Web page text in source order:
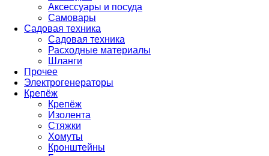
Аксессуары и посуда
Самовары
Садовая техника
Садовая техника
Расходные материалы
Шланги
Прочее
Электрогенераторы
Крепёж
Крепёж
Изолента
Стяжки
Хомуты
Кронштейны